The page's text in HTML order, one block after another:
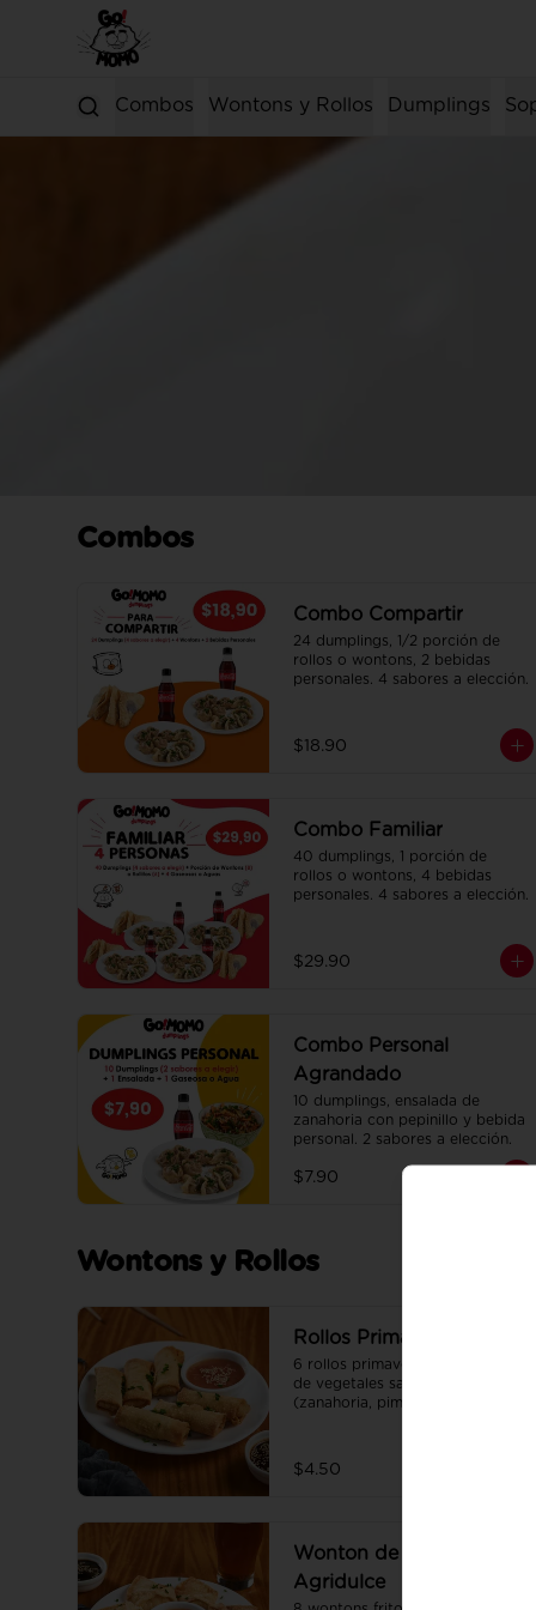
Combos Wontons y Rollos Dumplings
Combos
Combo Compartir
24 dumplings, 1/2 porción de
rollos o wontons, 2 bebidas
personales. 4 sabores a elección.
$18.90
Combo Familiar
40 dumplings, 1 porción de
rollos o wontons, 4 bebidas
personales. 4 sabores a elección.
$29.90
Combo Personal
Agrandado
10 dumplings, ensalada de
zanahoria con pepinillo y bebida
personal. 2 sabores a elección.
$7.90
Wontons y Rollos
Rollos Primavera
6 rollos primavera fritos rellenos
de vegetales salteados
(zanahoria, pimiento amarillo,
Incluye su salsa agridulce.
$4.50
Wonton de Lomo
Agridulce